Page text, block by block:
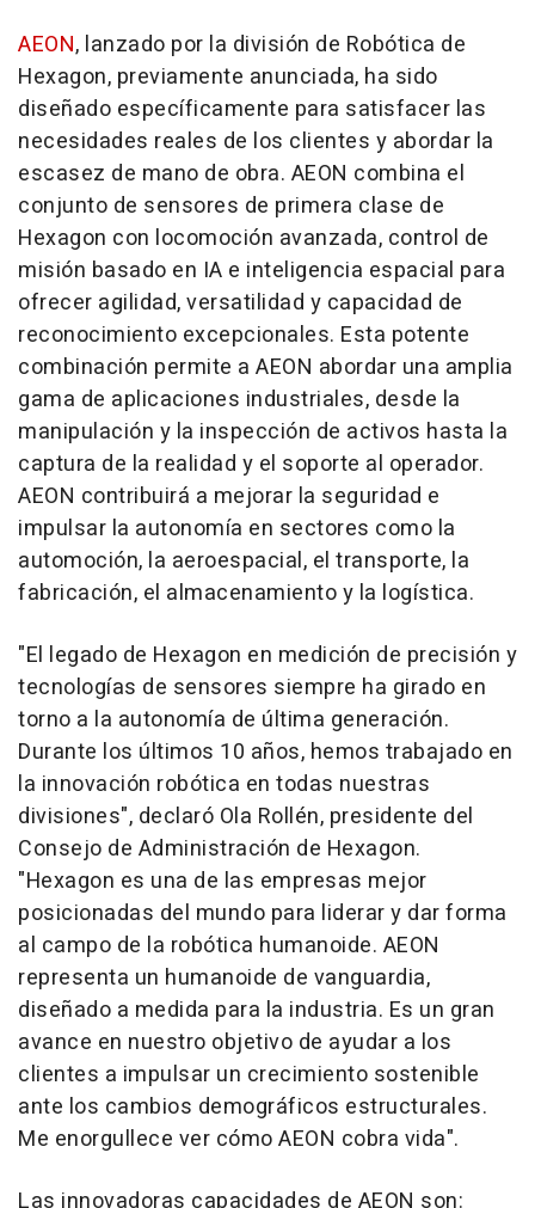
AEON, lanzado por la división de Robótica de
Hexagon, previamente anunciada, ha sido
diseñado específicamente para satisfacer las
necesidades reales de los clientes y abordar la
escasez de mano de obra. AEON combina el
conjunto de sensores de primera clase de
Hexagon con locomoción avanzada, control de
misión basado en IA e inteligencia espacial para
ofrecer agilidad, versatilidad y capacidad de
reconocimiento excepcionales. Esta potente
combinación permite a AEON abordar una amplia
gama de aplicaciones industriales, desde la
manipulación y la inspección de activos hasta la
captura de la realidad y el soporte al operador.
AEON contribuirá a mejorar la seguridad e
impulsar la autonomía en sectores como la
automoción, la aeroespacial, el transporte, la
fabricación, el almacenamiento y la logística.
"El legado de Hexagon en medición de precisión y
tecnologías de sensores siempre ha girado en
torno a la autonomía de última generación.
Durante los últimos 10 años, hemos trabajado en
la innovación robótica en todas nuestras
divisiones", declaró Ola Rollén, presidente del
Consejo de Administración de Hexagon.
"Hexagon es una de las empresas mejor
posicionadas del mundo para liderar y dar forma
al campo de la robótica humanoide. AEON
representa un humanoide de vanguardia,
diseñado a medida para la industria. Es un gran
avance en nuestro objetivo de ayudar a los
clientes a impulsar un crecimiento sostenible
ante los cambios demográficos estructurales.
Me enorgullece ver cómo AEON cobra vida".
Las innovadoras capacidades de AEON son: